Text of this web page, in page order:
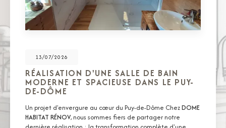
13/07/2026
RÉALISATION D'UNE SALLE DE BAIN
MODERNE ET SPACIEUSE DANS LE PUY-
DE-DÔME
Un projet d'envergure au cœur du Puy-de-Dôme ChezDOME
HABITAT RÉNOV, nous sommes fiers de partager notre